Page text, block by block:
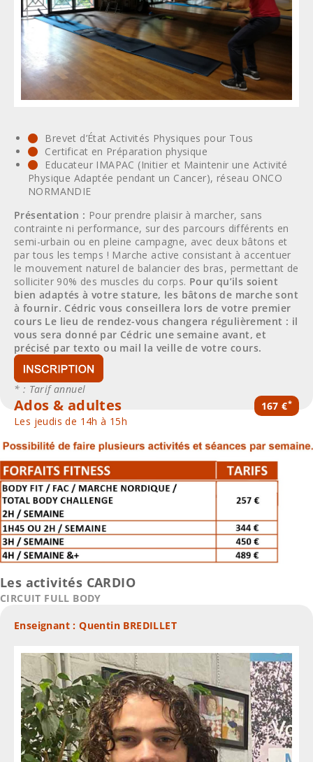
Brevet d’État Activités Physiques pour Tous
Certificat en Préparation physique
Educateur IMAPAC (Initier et Maintenir une Activité
Physique Adaptée pendant un Cancer), réseau ONCO
NORMANDIE
Présentation : Pour prendre plaisir à marcher, sans
contrainte ni performance, sur des parcours différents en
semi-urbain ou en pleine campagne, avec deux bâtons et
par tous les temps ! Marche active consistant à accentuer
le mouvement naturel de balancier des bras, permettant de
solliciter 90% des muscles du corps. Pour qu’ils soient
bien adaptés à votre stature, les bâtons de marche sont
à fournir. Cédric vous conseillera lors de votre premier
cours Le lieu de rendez-vous changera régulièrement : il
vous sera donné par Cédric une semaine avant, et
précisé par texto ou mail la veille de votre cours.
* : Tarif annuel
Ados & adultes 167 €*
Les jeudis de 14h à 15h
Les activités CARDIO
CIRCUIT FULL BODY
Enseignant : Quentin BREDILLET